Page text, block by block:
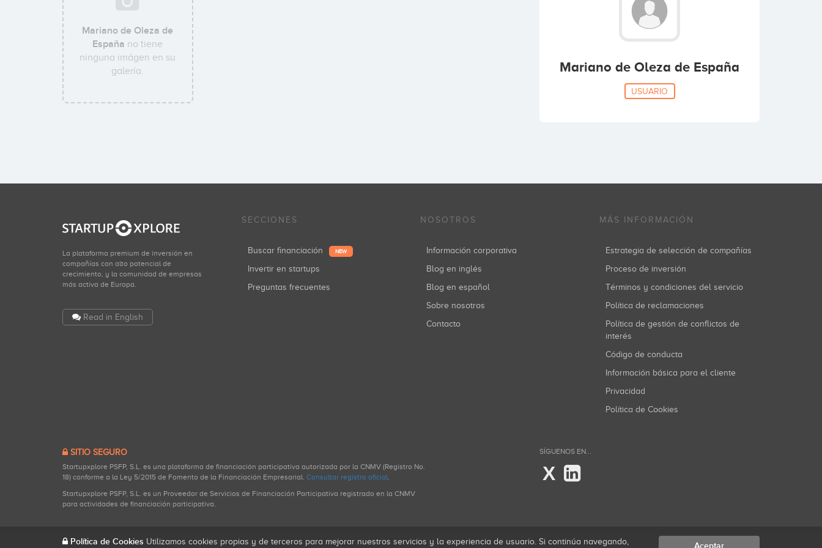
Mariano de Oleza de
España no tiene
ninguna imágen en su
galería.
Mariano de Oleza de España
USUARIO
La plataforma premium de inversión en
compañías con alto potencial de
crecimiento, y la comunidad de empresas
más activa de Europa.
Read in English
SECCIONES
Buscar financiación NEW
Invertir en startups
Preguntas frecuentes
NOSOTROS
Información corporativa
Blog en inglés
Blog en español
Sobre nosotros
Contacto
MÁS INFORMACIÓN
Estrategia de selección de compañías
Proceso de inversión
Términos y condiciones del servicio
Política de reclamaciones
Política de gestión de conflictos de
interés
Código de conducta
Información básica para el cliente
Privacidad
Política de Cookies
SITIO SEGURO
Startupxplore PSFP, S.L. es una plataforma de financiación participativa autorizada por la CNMV (Registro No.
18) conforme a la Ley 5/2015 de Fomento de la Financiación Empresarial. Consultar registro oficial.
Startupxplore PSFP, S.L. es un Proveedor de Servicios de Financiación Participativa registrado en la CNMV
para actividades de financiación participativa.
SÍGUENOS EN...
X
Política de Cookies Utilizamos cookies propias y de terceros para mejorar nuestros servicios y la experiencia de usuario. Si continúa navegando, Aceptar